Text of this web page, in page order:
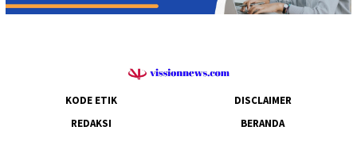
KODE ETIK
DISCLAIMER
REDAKSI
BERANDA